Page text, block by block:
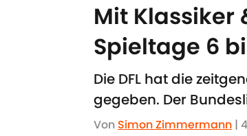
Mit Klassiker
Spieltage 6
Die DFL hat die
gegeben. Der
Von Simon Zimmermann |